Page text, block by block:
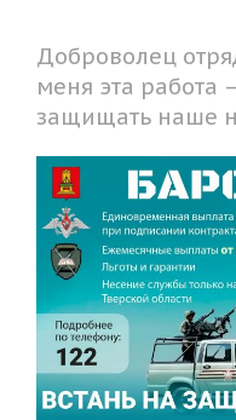
Доброволец
меня эта работа
защищать наше